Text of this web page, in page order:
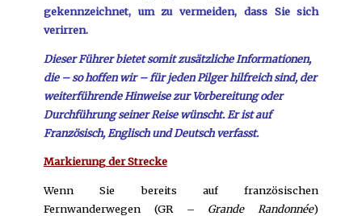
gekennzeichnet, um zu vermeiden, dass Sie sich
verirren.
Dieser Führer bietet somit zusätzliche Informationen,
die – so hoffen wir – für jeden Pilger hilfreich sind, der
weiterführende Hinweise zur Vorbereitung oder
Durchführung seiner Reise wünscht. Er ist auf
Französisch, Englisch und Deutsch verfasst.
Markierung der Strecke
Wenn Sie bereits auf französischen
Fernwanderwegen (GR – Grande Randonnée)